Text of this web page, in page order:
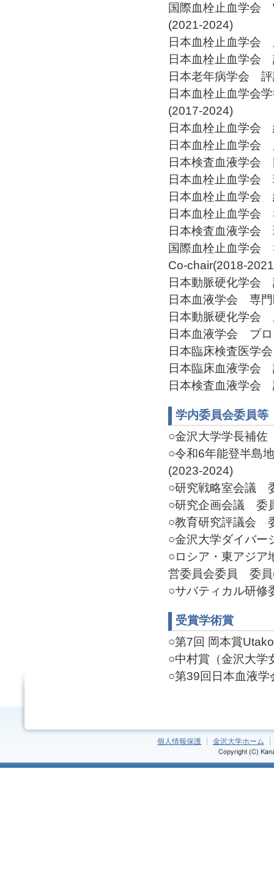
国際血栓止血学会
(2021-2024)
日本血栓止血学会
日本血栓止血学会
日本老年病学会
日本血栓止血学会
(2017-2024)
日本血栓止血学会
日本血栓止血学会
日本検査血液学会
日本血栓止血学会
日本血栓止血学会
日本血栓止血学会
日本検査血液学会
国際血栓止血学
Co-chair(2018-
日本動脈硬化学会
日本血液学会 専門
日本動脈硬化学会
日本血液学会 プロ
日本臨床検査医学
日本臨床血液学会
日本検査血液学会
学内委員会委員等
○金沢大学学長補
○令和6年能登半島
(2023-2024)
○研究戦略室会議
○研究企画会議 委
○教育研究評議会
○金沢大学ダイバ
○ロシア・東アジア
営委員会委員 委
○サバティカル研
受賞学術賞
○第7回 岡本賞
○中村賞（金沢大学
○第39回日本血液
個人情報保護 金沢大学ホーム